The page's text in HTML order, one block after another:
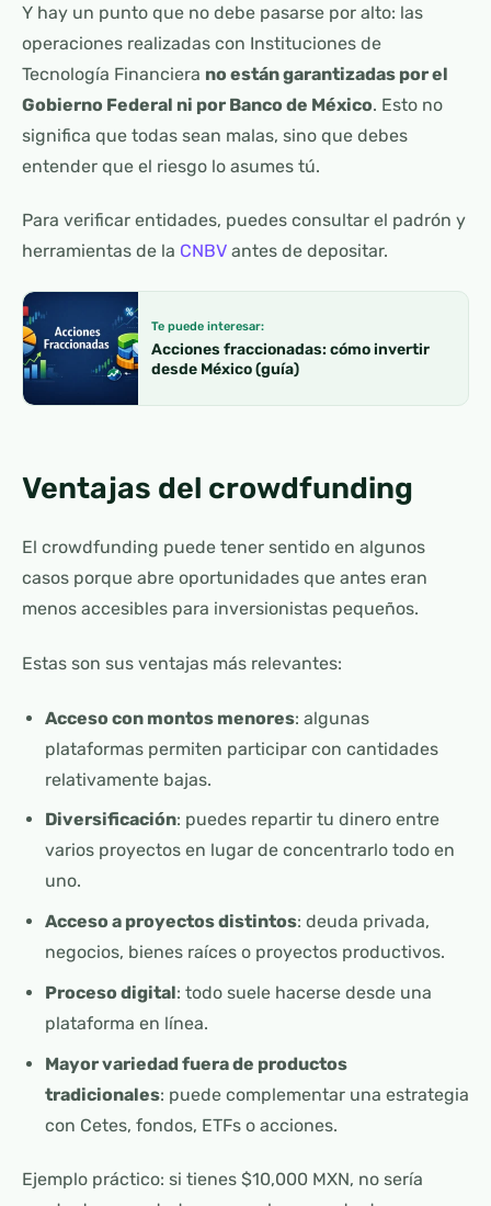
Y hay un punto que no debe pasarse por alto: las
operaciones realizadas con Instituciones de
Tecnología Financiera no están garantizadas por el
Gobierno Federal ni por Banco de México. Esto no
significa que todas sean malas, sino que debes
entender que el riesgo lo asumes tú.
Para verificar entidades, puedes consultar el padrón y
herramientas de la CNBV antes de depositar.
Te puede interesar:
Acciones fraccionadas: cómo invertir
desde México (guía)
Ventajas del crowdfunding
El crowdfunding puede tener sentido en algunos
casos porque abre oportunidades que antes eran
menos accesibles para inversionistas pequeños.
Estas son sus ventajas más relevantes:
Acceso con montos menores: algunas
plataformas permiten participar con cantidades
relativamente bajas.
Diversificación: puedes repartir tu dinero entre
varios proyectos en lugar de concentrarlo todo en
uno.
Acceso a proyectos distintos: deuda privada,
negocios, bienes raíces o proyectos productivos.
Proceso digital: todo suele hacerse desde una
plataforma en línea.
Mayor variedad fuera de productos
tradicionales: puede complementar una estrategia
con Cetes, fondos, ETFs o acciones.
Ejemplo práctico: si tienes $10,000 MXN, no sería